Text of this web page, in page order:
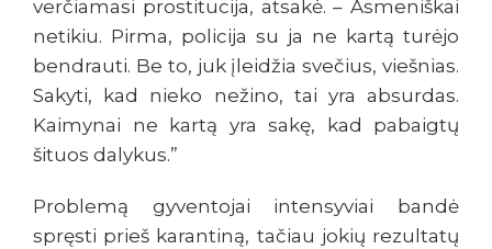
verčiamasi prostitucija, atsakė. – Asmeniškai
netikiu. Pirma, policija su ja ne kartą turėjo
bendrauti. Be to, juk įleidžia svečius, viešnias.
Sakyti, kad nieko nežino, tai yra absurdas.
Kaimynai ne kartą yra sakę, kad pabaigtų
šituos dalykus.”
Problemą gyventojai intensyviai bandė
spręsti prieš karantiną, tačiau jokių rezultatų